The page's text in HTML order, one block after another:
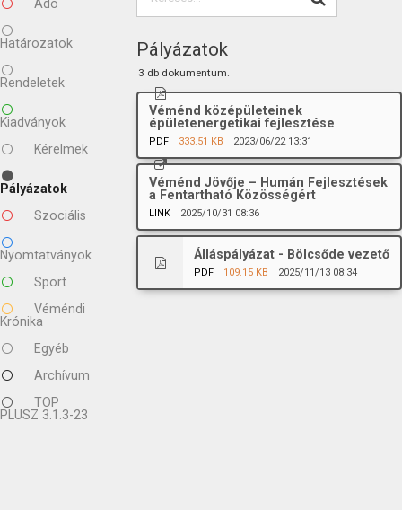
Adó
Határozatok
Rendeletek
Kiadványok
Kérelmek
Pályázatok
Szociális
Nyomtatványok
Sport
Véméndi
Krónika
Egyéb
Archívum
TOP
PLUSZ 3.1.3-23
Pályázatok
3 db dokumentum.
Véménd középületeinek
épületenergetikai fejlesztése
PDF 333.51 KB 2023/06/22 13:31
Véménd Jövője – Humán Fejlesztések
a Fentartható Közösségért
LINK 2025/10/31 08:36
Álláspályázat - Bölcsőde vezető
PDF 109.15 KB 2025/11/13 08:34